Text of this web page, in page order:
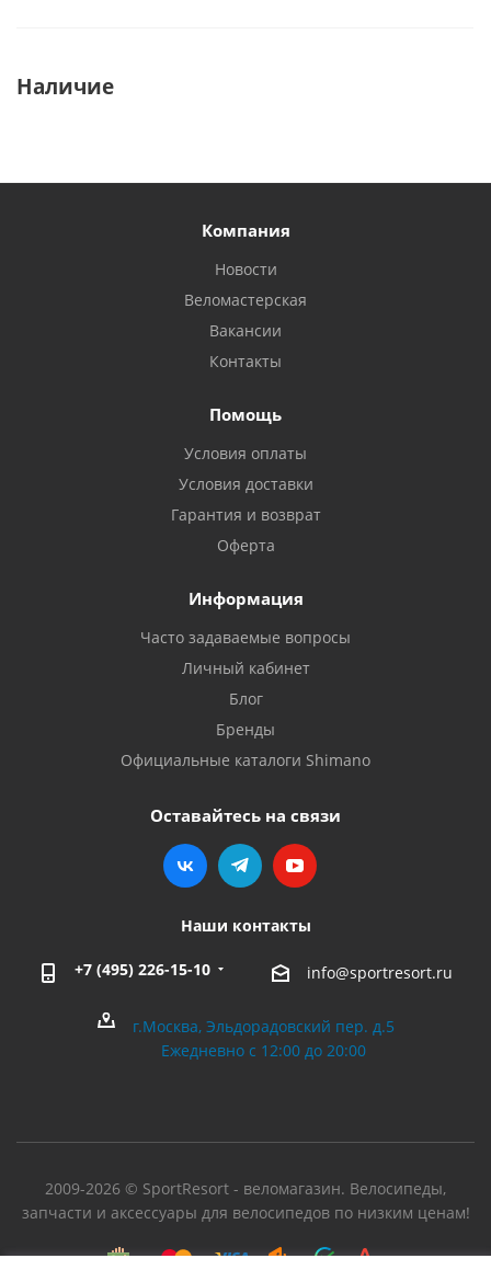
Наличие
Компания
Новости
Веломастерская
Вакансии
Контакты
Помощь
Условия оплаты
Условия доставки
Гарантия и возврат
Оферта
Информация
Часто задаваемые вопросы
Личный кабинет
Блог
Бренды
Официальные каталоги Shimano
Оставайтесь на связи
Наши контакты
+7 (495) 226-15-10 info@sportresort.ru
г.Москва, Эльдорадовский пер. д.5
Ежедневно с 12:00 до 20:00
2009-2026 © SportResort - веломагазин. Велосипеды,
запчасти и аксессуары для велосипедов по низким ценам!